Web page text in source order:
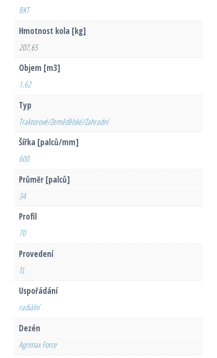
BKT
Hmotnost kola [kg]
207,65
Objem [m3]
1,62
Typ
Traktorové/Zemědělské/Zahradní
Šířka [palců/mm]
600
Průměr [palců]
34
Profil
70
Provedení
TL
Uspořádání
radiální
Dezén
Agrimax Force